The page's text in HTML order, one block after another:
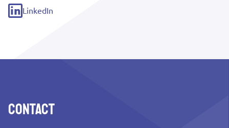
link)
LinkedIn
(externe
Contact